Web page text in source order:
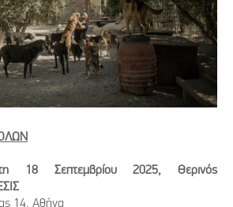
18 Σεπτεμβρίου 2025, Θερινός
14, Αθήνα